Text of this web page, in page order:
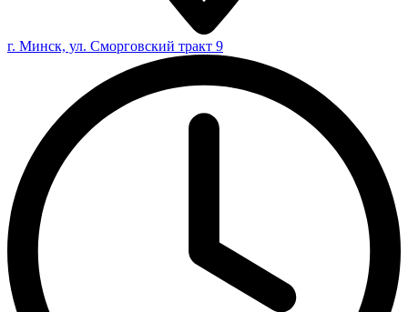
г. Минск, ул. Сморговский тракт 9